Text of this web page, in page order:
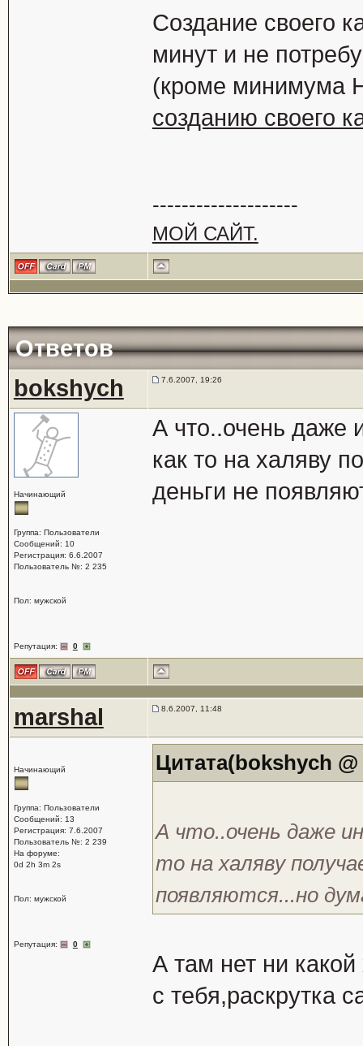
Создание своего
минут и не
(кроме минимума
созданию своего
--------------------
МОЙ САЙТ.
Ответов
bokshych 7.6.2007, 19:26
Начинающий
Группа: Пользователи
Сообщений: 10
Регистрация: 6.6.2007
Пользователь №: 2 235
Пол: мужской
Репутация: 0
А что..очень даже
как то на халяву
деньги не
marshal 8.6.2007, 11:48
Начинающий
Группа: Пользователи
Сообщений: 13
Регистрация: 7.6.2007
Пользователь №: 2 239
На форуме:
0d 2h 3m 2s
Пол: мужской
Репутация: 0
Цитата(bokshych
А что..очень даже
то на халяву
появляются...но
А там нет ни
с тебя,раскрутка